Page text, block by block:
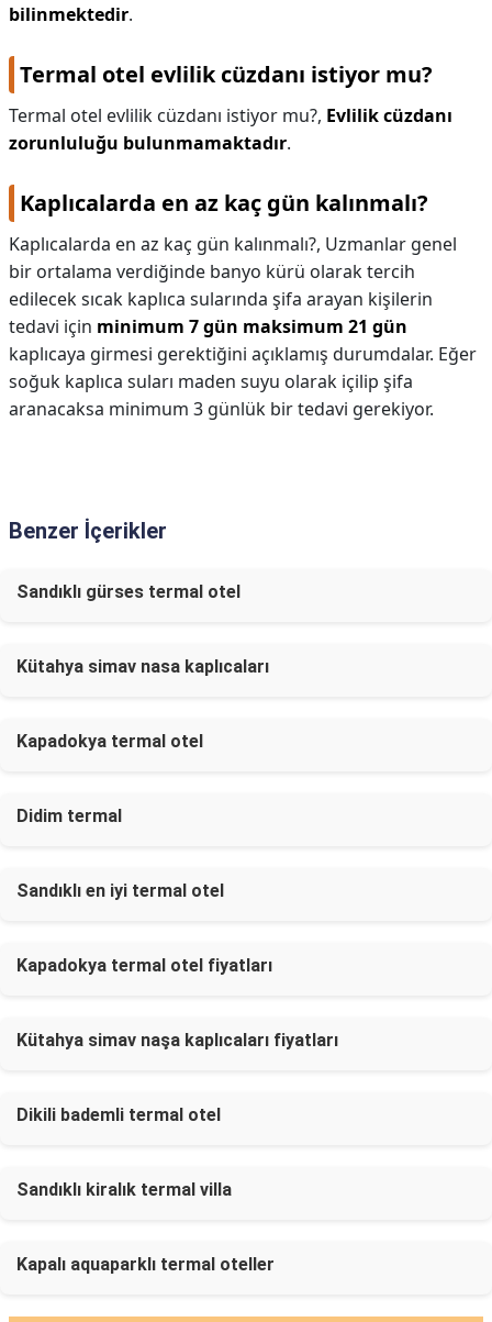
bilinmektedir.
Termal otel evlilik cüzdanı istiyor mu?
Termal otel evlilik cüzdanı istiyor mu?, Evlilik cüzdanı
zorunluluğu bulunmamaktadır.
Kaplıcalarda en az kaç gün kalınmalı?
Kaplıcalarda en az kaç gün kalınmalı?, Uzmanlar genel
bir ortalama verdiğinde banyo kürü olarak tercih
edilecek sıcak kaplıca sularında şifa arayan kişilerin
tedavi için minimum 7 gün maksimum 21 gün
kaplıcaya girmesi gerektiğini açıklamış durumdalar. Eğer
soğuk kaplıca suları maden suyu olarak içilip şifa
aranacaksa minimum 3 günlük bir tedavi gerekiyor.
Benzer İçerikler
Sandıklı gürses termal otel
Kütahya simav nasa kaplıcaları
Kapadokya termal otel
Didim termal
Sandıklı en iyi termal otel
Kapadokya termal otel fiyatları
Kütahya simav naşa kaplıcaları fiyatları
Dikili bademli termal otel
Sandıklı kiralık termal villa
Kapalı aquaparklı termal oteller